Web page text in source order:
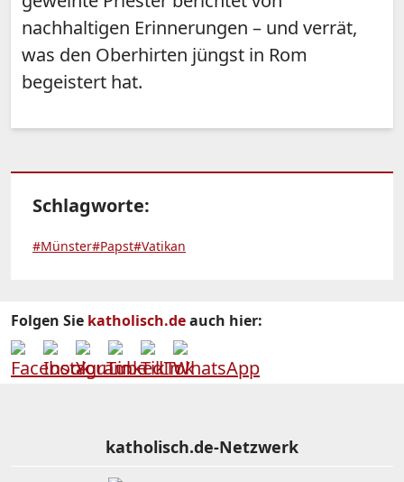
nachhaltigen Erinnerungen – und verrät,
was den Oberhirten jüngst in Rom
begeistert hat.
Schlagworte:
#Münster#Papst#Vatikan
Folgen Sie katholisch.deauch hier:
katholisch.de-Netzwerk